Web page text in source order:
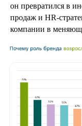
он превратился в
продаж и
компании в